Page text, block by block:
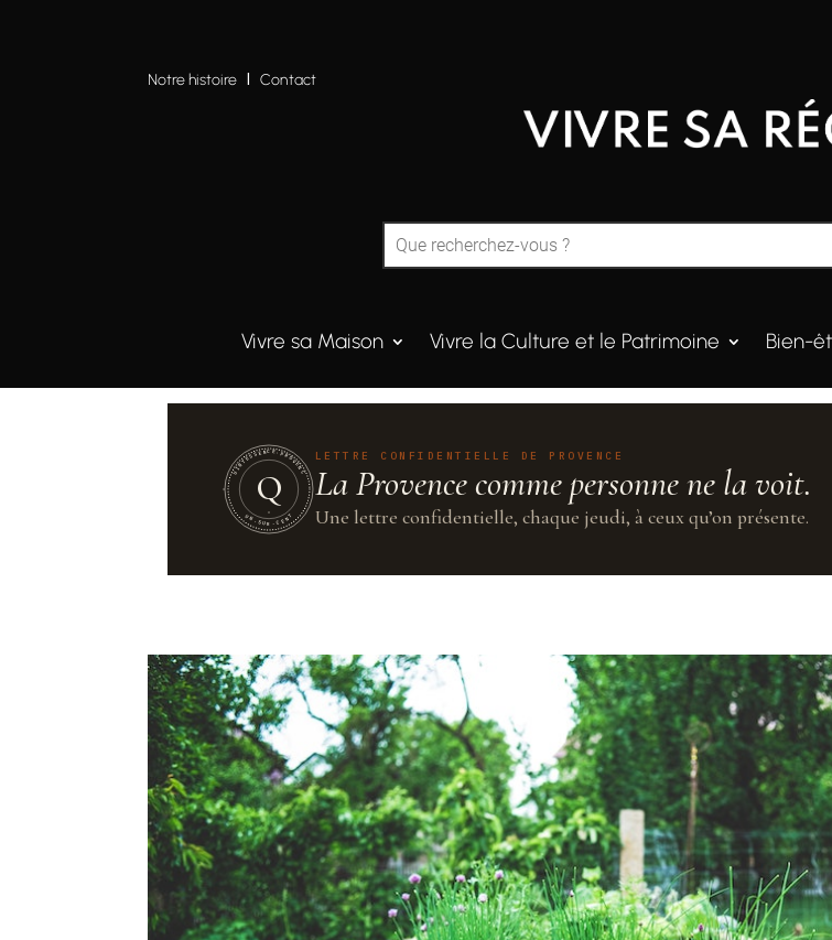
Notre histoire IContact
Vivre sa Maison Vivre la Culture et le Patrimoine Bien-
QUINTESSENCE·PROVENCE
UN·SUR·CENT
Q
LETTRE CONFIDENTIELLE DE PROVENCE
La Provence comme personne ne la voit.
Une lettre confidentielle, chaque jeudi, à ceux qu’on présente.